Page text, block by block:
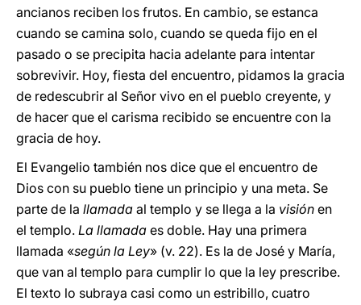
ancianos reciben los frutos. En cambio, se estanca
cuando se camina solo, cuando se queda fijo en el
pasado o se precipita hacia adelante para intentar
sobrevivir. Hoy, fiesta del encuentro, pidamos la gracia
de redescubrir al Señor vivo en el pueblo creyente, y
de hacer que el carisma recibido se encuentre con la
gracia de hoy.
El Evangelio también nos dice que el encuentro de
Dios con su pueblo tiene un principio y una meta. Se
parte de la llamada al templo y se llega a la visión en
el templo. La llamada es doble. Hay una primera
llamada «según la Ley» (v. 22). Es la de José y María,
que van al templo para cumplir lo que la ley prescribe.
El texto lo subraya casi como un estribillo, cuatro